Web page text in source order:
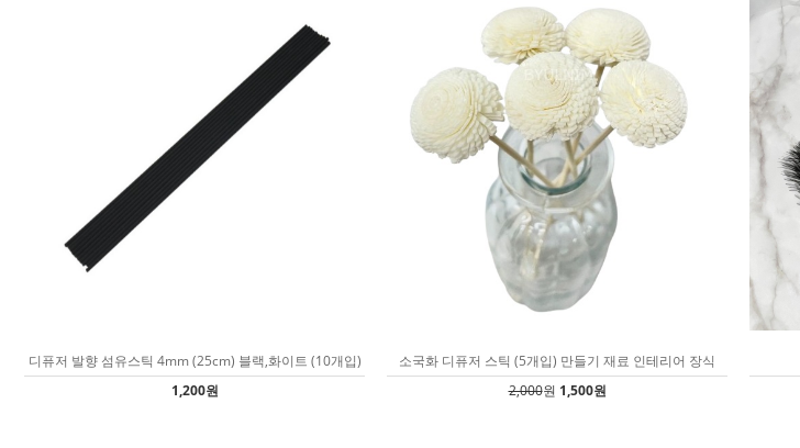
디퓨저 발향 섬유스틱 4mm (25cm) 블랙,화이트 (10개입)
1,200원
소국화 디퓨저 스틱 (5개입) 만들기 재료 인테리어 장식
2,000원 1,500원